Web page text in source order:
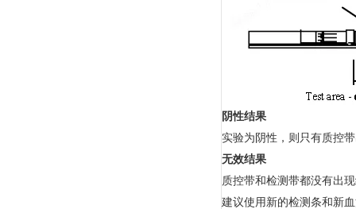
阴性结果
实验为阴性，则只有质控
无效结果
质控带和检测带都没有出
建议使用新的检测条和新